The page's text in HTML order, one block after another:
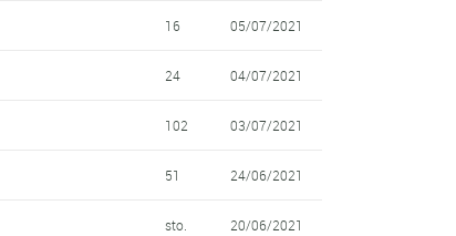
16 05/07/2021
24 04/07/2021
102 03/07/2021
51 24/06/2021
sto. 20/06/2021